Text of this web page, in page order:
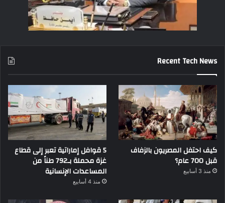
Recent Tech News
كيف احتفل المصريون بالزفاف
قبل 700 عام؟
منذ 3 أسابيع
5 قوافل إماراتية تعبر إلى قطاع
غزة محملة بـ792 طناً من
المساعدات الإنسانية
منذ 4 أسابيع